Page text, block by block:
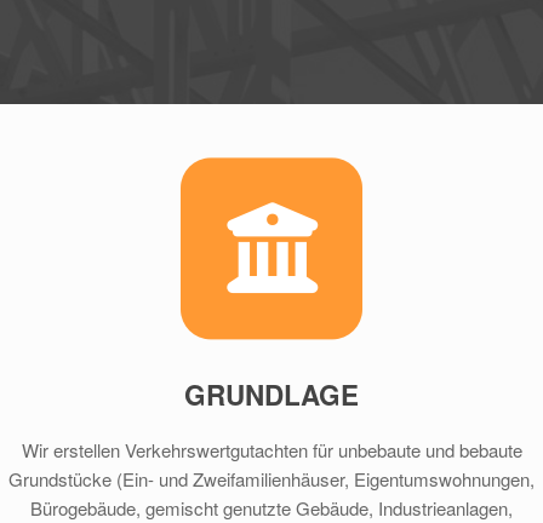
GRUNDLAGE
Wir erstellen Verkehrswertgutachten für unbebaute und bebaute
Grundstücke (Ein- und Zweifamilienhäuser, Eigentumswohnungen,
Bürogebäude, gemischt genutzte Gebäude, Industrieanlagen,